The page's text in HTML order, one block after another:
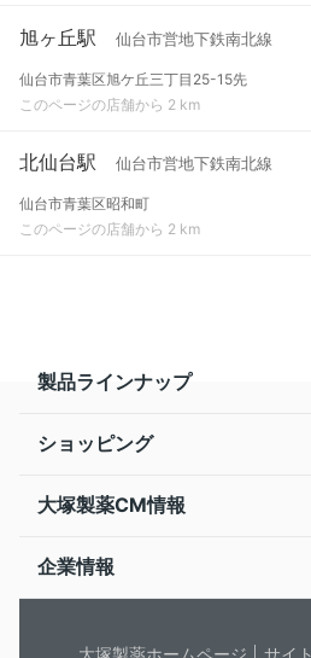
旭ヶ丘駅 仙台市営地下鉄南北線
仙台市青葉区旭ケ丘三丁目25-15先
このページの店舗から 2 km
北仙台駅 仙台市営地下鉄南北線
仙台市青葉区昭和町
このページの店舗から 2 km
製品ラインナップ
ショッピング
大塚製薬CM情報
企業情報